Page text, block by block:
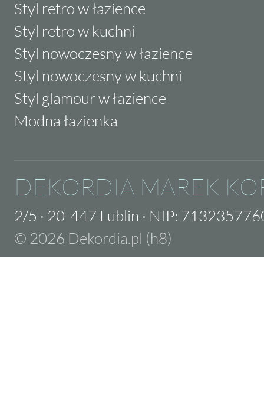
Styl retro w łazience
Styl retro w kuchni
Styl nowoczesny w łazience
Styl nowoczesny w kuchni
Styl glamour w łazience
Modna łazienka
DEKORDIA MAREK
2/5 · 20-447 Lublin · NIP:
© 2026 Dekordia.pl (h8)